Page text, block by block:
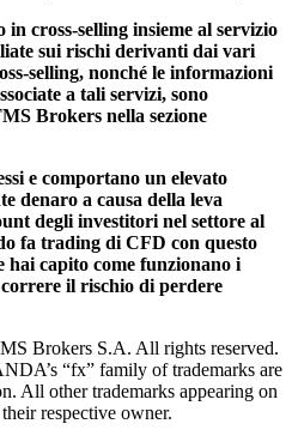
cross-selling insieme al servizio
sui rischi derivanti dai vari
selling, nonché le informazioni
a tali servizi, sono
Brokers nella sezione
e comportano un elevato
denaro a causa della leva
degli investitori nel settore al
fa trading di CFD con questo
capito come funzionano i
il rischio di perdere
Brokers S.A. All rights reserved.
“fx” family of trademarks are
All other trademarks appearing on
respective owner.